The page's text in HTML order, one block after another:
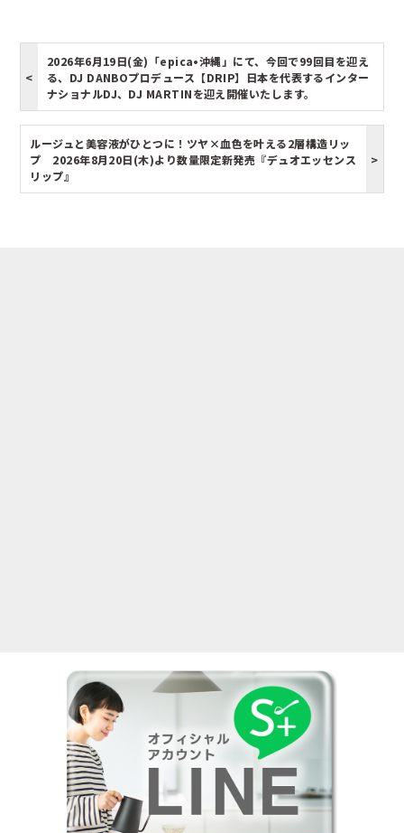
2026年6月19日(金)「epica•沖縄」にて、今回で99回目を迎え
る、DJ DANBOプロデュース【DRIP】日本を代表するインター
ナショナルDJ、DJ MARTINを迎え開催いたします。
ルージュと美容液がひとつに！ツヤ×血色を叶える2層構造リッ
プ 2026年8月20日(木)より数量限定新発売『デュオエッセンス
リップ』